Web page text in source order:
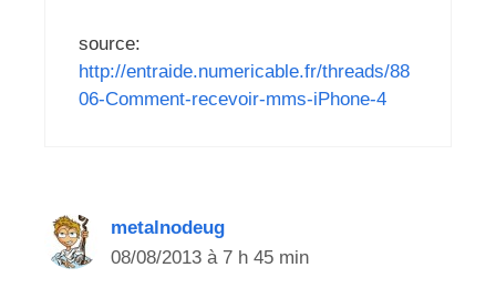
source:
http://entraide.numericable.fr/threads/88
06-Comment-recevoir-mms-iPhone-4
metalnodeug
08/08/2013 à 7 h 45 min